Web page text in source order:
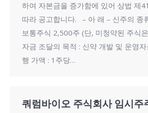
하여 자본금을 증가함에 있어 상법 제
따라 공고합니다. – 아 래 – 신주의 종
보통주식 2,500주 (단, 미청약된 주식
자금 조달의 목적 : 신약 개발 및 운영
행 가액 : 1주당…
쿼럼바이오 주식회사 임시주